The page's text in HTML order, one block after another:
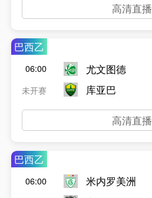
高清直播
巴西乙
06:00
未开赛
尤文图德
库亚巴
高清直播
巴西乙
06:00
米内罗美洲